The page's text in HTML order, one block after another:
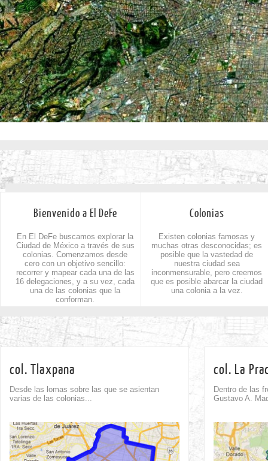
Bienvenido a El DeFe
En El DeFe buscamos explorar la
Ciudad de México a través de sus
colonias. Comenzamos desde
cero con un objetivo sencillo:
recorrer y mapear cada una de las
16 delegaciones, y a su vez, cada
una de las colonias que la
conforman.
Colonias
Existen colonias famosas y
muchas otras desconocidas; es
posible que la vastedad de
nuestra ciudad sea
inconmensurable, pero creemos
que es posible abarcar la ciudad
una colonia a la vez.
col. Tlaxpana
Desde las lomas sobre las que se asientan
varias de las colonias...
col. La
Dentro de las
Gustavo A.
0
Comment